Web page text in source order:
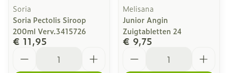
Soria
Soria Pectolis Siroop
200ml Verv.3415726
€ 11,95
Melisana
Junior Angin
Zuigtabletten 24
€ 9,75